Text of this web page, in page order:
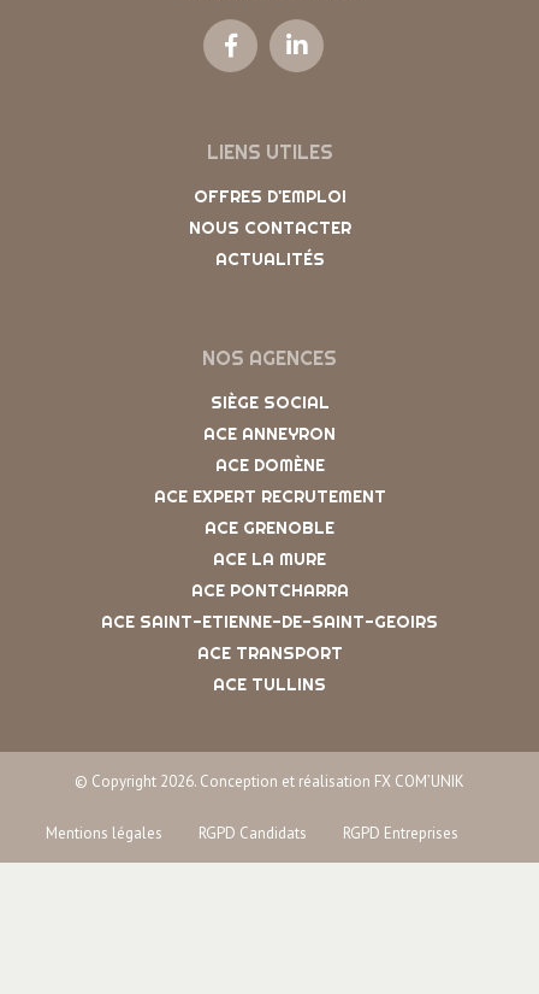
LIENS UTILES
OFFRES D'EMPLOI
NOUS CONTACTER
ACTUALITÉS
NOS AGENCES
SIÈGE SOCIAL
ACE ANNEYRON
ACE DOMÈNE
ACE EXPERT RECRUTEMENT
ACE GRENOBLE
ACE LA MURE
ACE PONTCHARRA
ACE SAINT-ETIENNE-DE-SAINT-GEOIRS
ACE TRANSPORT
ACE TULLINS
© Copyright 2026. Conception et réalisation FX COM’UNIK
RGPD Entreprises
RGPD Candidats
Mentions légales